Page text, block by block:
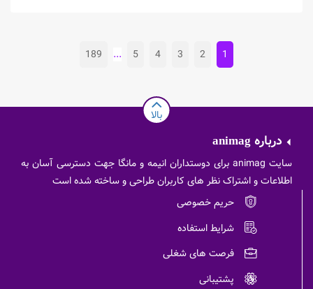
1
2
3
4
5
...
189
بالا
درباره animag
سایت animag برای دوستداران انیمه و مانگا جهت دسترسی آسان به
اطلاعات و اشتراک نظر های کاربران طراحی و ساخته شده است
حریم خصوصی
شرایط استفاده
فرصت های شغلی
پشتیبانی